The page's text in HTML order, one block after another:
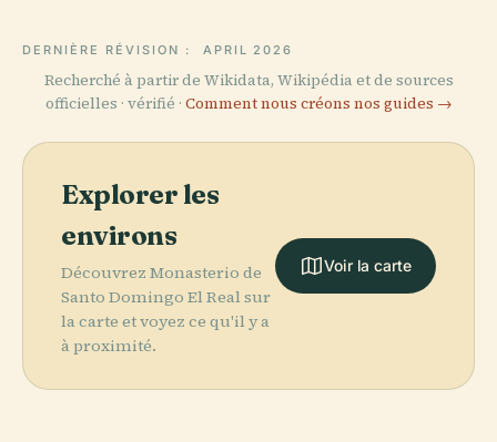
DERNIÈRE RÉVISION : APRIL 2026
Recherché à partir de Wikidata, Wikipédia et de sources
officielles · vérifié · Comment nous créons nos guides →
Explorer les
environs
Découvrez Monasterio de
Santo Domingo El Real sur
la carte et voyez ce qu'il y a
à proximité.
Voir la carte